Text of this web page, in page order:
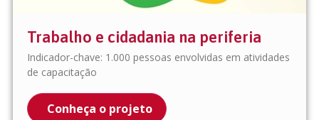
Trabalho e cidadania na periferia
Indicador-chave: 1.000 pessoas envolvidas em atividades
de capacitação
Conheça o projeto